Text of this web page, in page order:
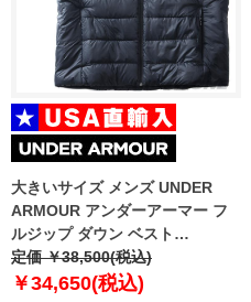
大きいサイズ メンズ UNDER
ARMOUR アンダーアーマー フ
ルジップ ダウン ベスト
LEGEND DOWN VEST USA直輸
入 1385838-001
定価 ￥38,500(税込)
￥34,650(税込)